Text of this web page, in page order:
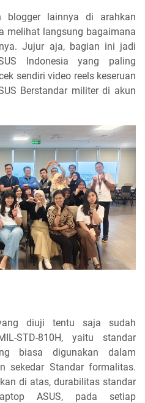
blogger lainnya di arahkan
melihat langsung bagaimana
Jujur aja, bagian ini jadi
Indonesia yang paling
sendiri video reels keseruan
Berstandar militer di akun
diuji tentu saja sudah
STD-810H, yaitu standar
biasa digunakan dalam
sekedar Standar formalitas.
di atas, durabilitas standar
ASUS, pada setiap